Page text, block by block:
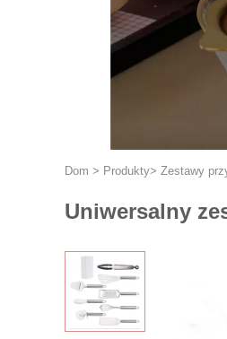
Dom > Produkty> Zestawy
Uniwersalny